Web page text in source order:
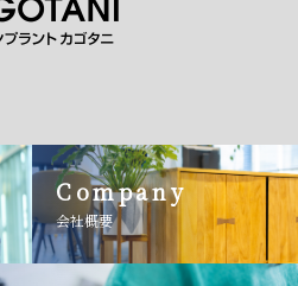
Company
会社概要